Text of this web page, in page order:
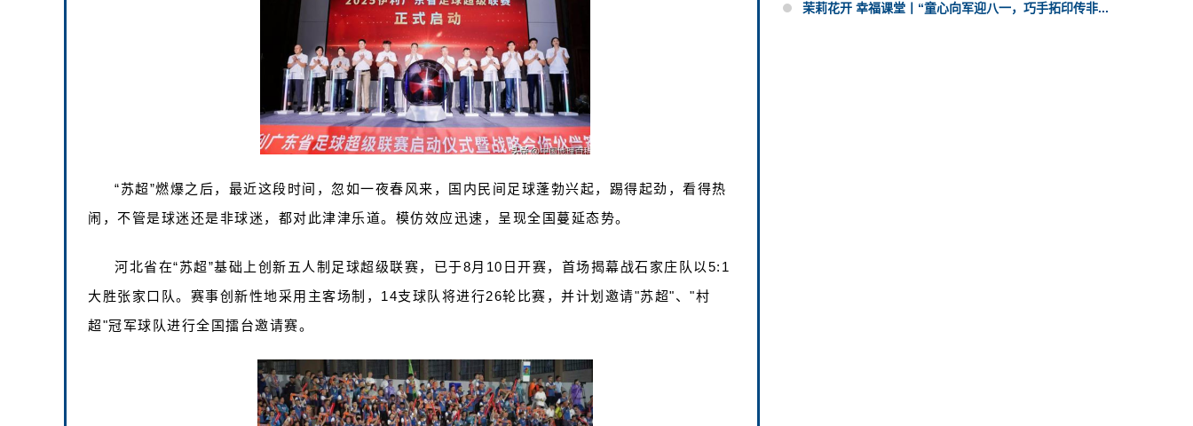
“苏超”燃爆之后，最近这段时间，忽如一夜春风来，国内民间足球蓬勃兴起，踢得起劲，看得热
闹，不管是球迷还是非球迷，都对此津津乐道。模仿效应迅速，呈现全国蔓延态势。
河北省在“苏超”基础上创新五人制足球超级联赛，已于8月10日开赛，首场揭幕战石家庄队以5:1
大胜张家口队。赛事创新性地采用主客场制，14支球队将进行26轮比赛，并计划邀请"苏超"、"村
超"冠军球队进行全国擂台邀请赛。
茉莉花开 幸福课堂丨“童心向军迎八一，巧手拓印传非...